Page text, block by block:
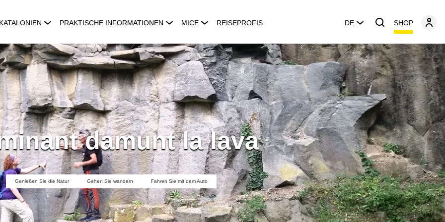
PRAKTISCHE INFORMATIONEN MICE REISEPROFIS DE SHOP
damunt la lava
Genießen Sie die Natur Gehen Sie wandern Fahren Sie mit dem Auto